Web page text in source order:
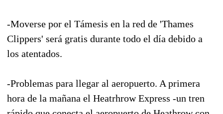
-Moverse por el Támesis en la red de 'Thames
Clippers' será gratis durante todo el día debido a
los atentados.
-Problemas para llegar al aeropuerto. A primera
hora de la mañana el Heatrhrow Express -un tren